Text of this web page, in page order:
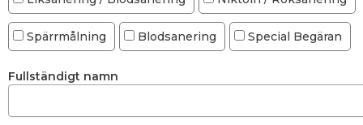
Spärrmålning Blodsanering Special Begäran
Fullständigt namn